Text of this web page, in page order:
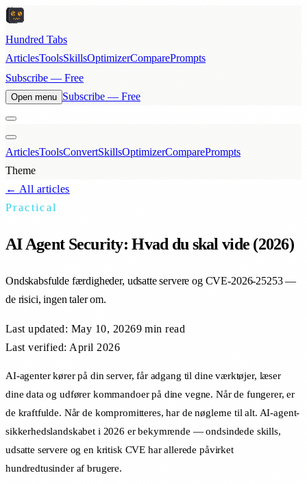
Hundred Tabs
ArticlesToolsSkillsOptimizerComparePrompts
Subscribe — Free
Open menu Subscribe — Free
ArticlesToolsConvertSkillsOptimizerComparePrompts
Theme
← All articles
Practical
AI Agent Security: Hvad du skal vide (2026)
Ondskabsfulde færdigheder, udsatte servere og CVE-2026-25253 —
de risici, ingen taler om.
Last updated: May 10, 20269 min read
Last verified: April 2026
AI-agenter kører på din server, får adgang til dine værktøjer, læser
dine data og udfører kommandoer på dine vegne. Når de fungerer, er
de kraftfulde. Når de kompromitteres, har de nøglerne til alt. AI-agent-
sikkerhedslandskabet i 2026 er bekymrende — ondsindede skills,
udsatte servere og en kritisk CVE har allerede påvirket
hundredtusinder af brugere.